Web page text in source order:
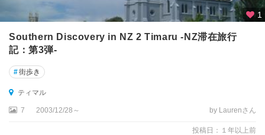
ン
ロ
マ
ン
デ
ル
1
Southern Discovery in NZ 2 Timaru -NZ滞在旅行
記：第3弾-
#街歩き
ティマル
7 2003/12/28～ by Laurenさん
投稿日：１年以上前